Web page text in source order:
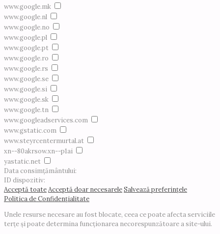
www.google.mk
www.google.nl
www.google.no
www.google.pl
www.google.pt
www.google.ro
www.google.rs
www.google.se
www.google.si
www.google.sk
www.google.tn
www.googleadservices.com
www.gstatic.com
www.steyrcentermurtal.at
xn--80akrsow.xn--p1ai
yastatic.net
Data consimțământului:
ID dispozitiv:
Acceptă toateAcceptă doar necesareleSalvează preferințele
Politica de Confidențialitate
Unele resurse necesare au fost blocate, ceea ce poate afecta serviciile
terțe și poate determina funcționarea necorespunzătoare a site-ului.